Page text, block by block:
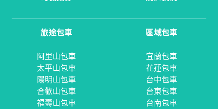
旅途包車
阿里山包車
太平山包車
陽明山包車
合歡山包車
福壽山包車
區域包車
宜蘭包車
花蓮包車
台中包車
台東包車
台南包車